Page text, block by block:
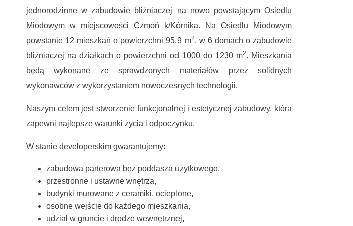
jednorodzinne w zabudowie bliźniaczej na nowo powstającym Osiedlu
Miodowym w miejscowości Czmoń k/Kórnika. Na Osiedlu Miodowym
powstanie 12 mieszkań o powierzchni 95,9 m2, w 6 domach o zabudowie
bliźniaczej na działkach o powierzchni od 1000 do 1230 m2. Mieszkania
będą wykonane ze sprawdzonych materiałów przez solidnych
wykonawców z wykorzystaniem nowoczesnych technologii.
Naszym celem jest stworzenie funkcjonalnej i estetycznej zabudowy, która
zapewni najlepsze warunki życia i odpoczynku.
W stanie developerskim gwarantujemy:
zabudowa parterowa bez poddasza użytkowego,
przestronne i ustawne wnętrza,
budynki murowane z ceramiki, ocieplone,
osobne wejście do każdego mieszkania,
udział w gruncie i drodze wewnętrznej,